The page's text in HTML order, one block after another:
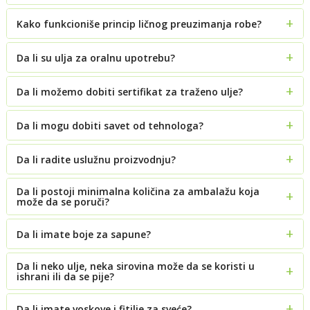
Kako funkcioniše princip ličnog preuzimanja robe?
Da li su ulja za oralnu upotrebu?
Da li možemo dobiti sertifikat za traženo ulje?
Da li mogu dobiti savet od tehnologa?
Da li radite uslužnu proizvodnju?
Da li postoji minimalna količina za ambalažu koja
može da se poruči?
Da li imate boje za sapune?
Da li neko ulje, neka sirovina može da se koristi u
ishrani ili da se pije?